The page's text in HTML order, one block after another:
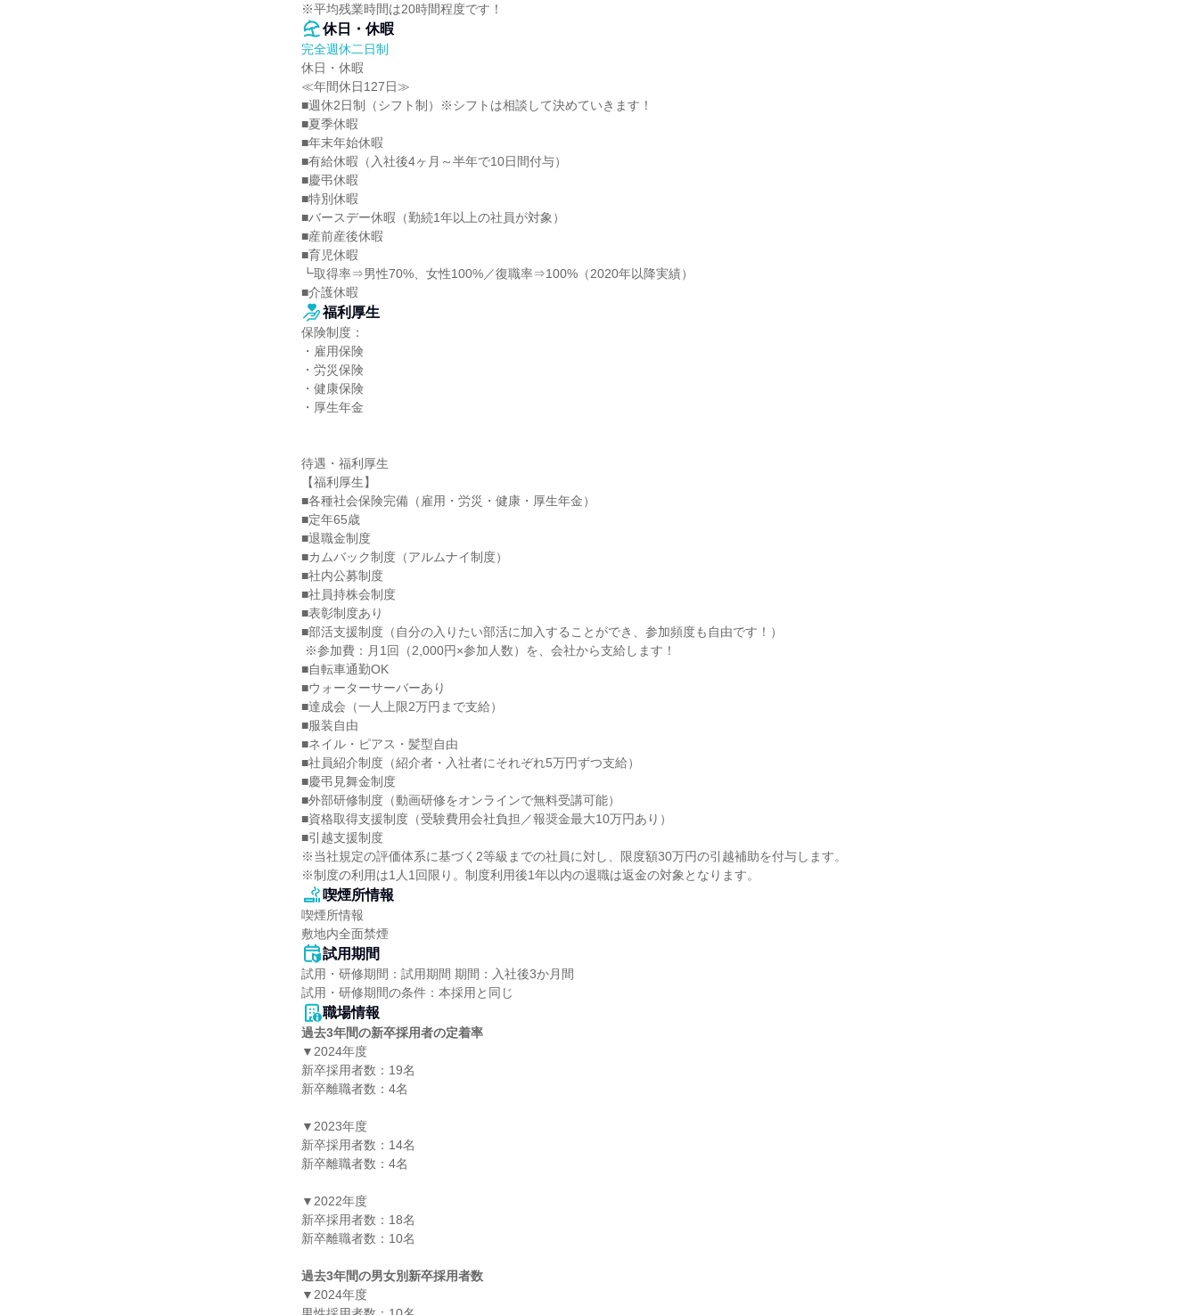
※平均残業時間は20時間程度です！
休日・休暇
完全週休二日制
休日・休暇
≪年間休日127日≫
■週休2日制（シフト制）※シフトは相談して決めていきます！
■夏季休暇
■年末年始休暇
■有給休暇（入社後4ヶ月～半年で10日間付与）
■慶弔休暇
■特別休暇
■バースデー休暇（勤続1年以上の社員が対象）
■産前産後休暇
■育児休暇
┗取得率⇒男性70%、女性100%／復職率⇒100%（2020年以降実績）
■介護休暇
福利厚生
保険制度：
・雇用保険
・労災保険
・健康保険
・厚生年金
待遇・福利厚生
【福利厚生】
■各種社会保険完備（雇用・労災・健康・厚生年金）
■定年65歳
■退職金制度
■カムバック制度（アルムナイ制度）
■社内公募制度
■社員持株会制度
■表彰制度あり
■部活支援制度（自分の入りたい部活に加入することができ、参加頻度も自由です！）
■自転車通勤OK
■ウォーターサーバーあり
■達成会（一人上限2万円まで支給）
■服装自由
■ネイル・ピアス・髪型自由
■社員紹介制度（紹介者・入社者にそれぞれ5万円ずつ支給）
■慶弔見舞金制度
■外部研修制度（動画研修をオンラインで無料受講可能）
■資格取得支援制度（受験費用会社負担／報奨金最大10万円あり）
■引越支援制度
※当社規定の評価体系に基づく2等級までの社員に対し、限度額30万円の引越補助を付与します。
※制度の利用は1人1回限り。制度利用後1年以内の退職は返金の対象となります。
喫煙所情報
喫煙所情報
敷地内全面禁煙
試用期間
試用・研修期間：試用期間 期間：入社後3か月間
職場情報
過去3年間の新卒採用者の定着率
▼2024年度
新卒採用者数：19名
新卒離職者数：4名
▼2023年度
新卒採用者数：14名
新卒離職者数：4名
▼2022年度
新卒採用者数：18名
新卒離職者数：10名
過去3年間の男女別新卒採用者数
▼2024年度